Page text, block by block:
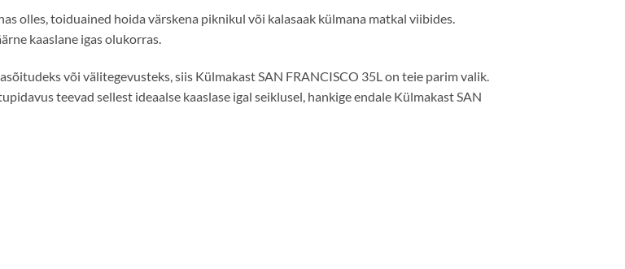
olles, toiduained hoida värskena piknikul või kalasaak külmana matkal viibides.
kaaslane igas olukorras.
või välitegevusteks, siis Külmakast SAN FRANCISCO 35L on teie parim valik.
teevad sellest ideaalse kaaslase igal seiklusel, hankige endale Külmakast SAN